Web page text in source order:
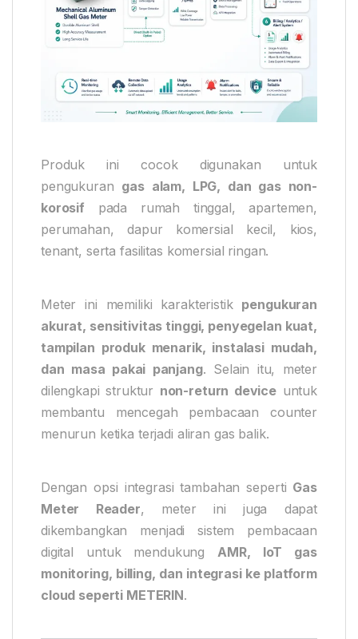
Produk ini cocok digunakan untuk
pengukuran gas alam, LPG, dan gas non-
korosif pada rumah tinggal, apartemen,
perumahan, dapur komersial kecil, kios,
tenant, serta fasilitas komersial ringan.
Meter ini memiliki karakteristik pengukuran
akurat, sensitivitas tinggi, penyegelan kuat,
tampilan produk menarik, instalasi mudah,
dan masa pakai panjang. Selain itu, meter
dilengkapi struktur non-return device untuk
membantu mencegah pembacaan counter
menurun ketika terjadi aliran gas balik.
Dengan opsi integrasi tambahan seperti Gas
Meter Reader, meter ini juga dapat
dikembangkan menjadi sistem pembacaan
digital untuk mendukung AMR, IoT gas
monitoring, billing, dan integrasi ke platform
cloud seperti METERIN.